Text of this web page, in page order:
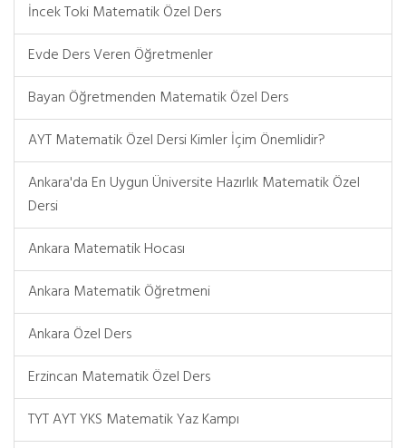
İncek Toki Matematik Özel Ders
Evde Ders Veren Öğretmenler
Bayan Öğretmenden Matematik Özel Ders
AYT Matematik Özel Dersi Kimler İçim Önemlidir?
Ankara'da En Uygun Üniversite Hazırlık Matematik Özel
Dersi
Ankara Matematik Hocası
Ankara Matematik Öğretmeni
Ankara Özel Ders
Erzincan Matematik Özel Ders
TYT AYT YKS Matematik Yaz Kampı